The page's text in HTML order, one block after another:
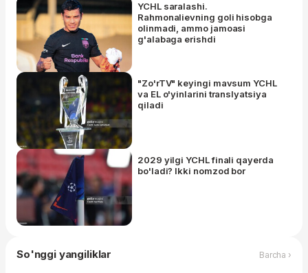
YCHL saralashi.
Rahmonalievning goli hisobga
olinmadi, ammo jamoasi
g'alabaga erishdi
"Zo'rTV" keyingi mavsum YCHL
va EL o'yinlarini translyatsiya
qiladi
2029 yilgi YCHL finali qayerda
bo'ladi? Ikki nomzod bor
So'nggi yangiliklar Barcha ›